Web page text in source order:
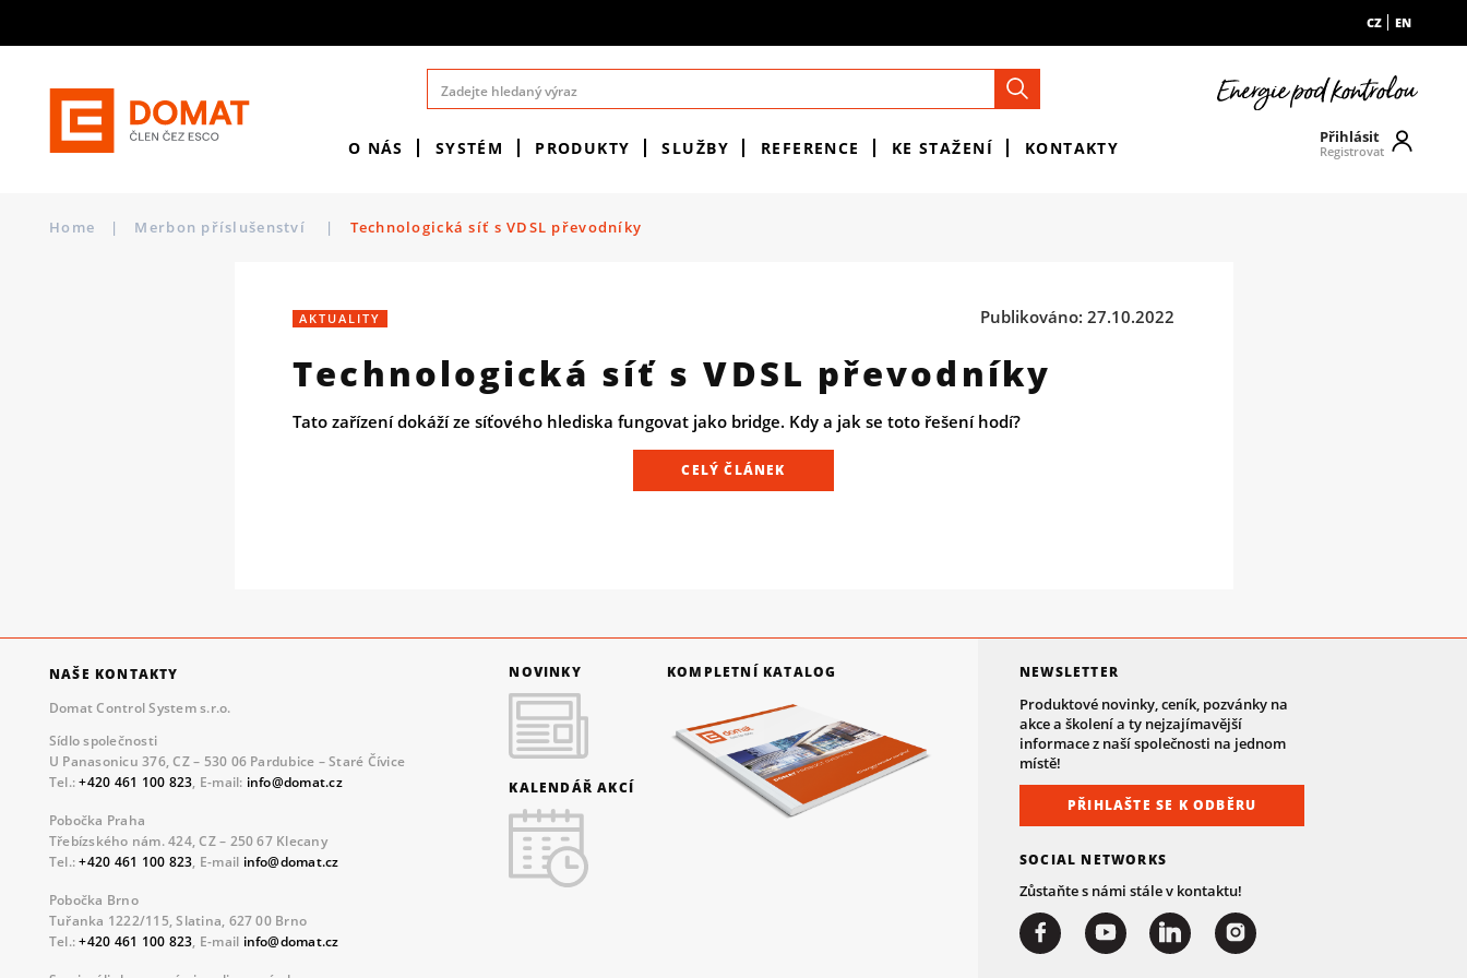
CZ EN
O NÁS SYSTÉM PRODUKTY SLUŽBY REFERENCE KE STAŽENÍ KONTAKTY
Přihlásit
Registrovat
Home | Merbon příslušenství | Technologická síť s VDSL převodníky
AKTUALITY Publikováno: 27.10.2022
Technologická síť s VDSL převodníky
Tato zařízení dokáží ze síťového hlediska fungovat jako bridge. Kdy a jak se toto řešení hodí?
CELÝ ČLÁNEK
NEWSLETTER
Produktové novinky, ceník, pozvánky na
akce a školení a ty nejzajímavější
informace z naší společnosti na jednom
místě!
PŘIHLAŠTE SE K ODBĚRU
SOCIAL NETWORKS
Zůstaňte s námi stále v kontaktu!
NOVINKY
KALENDÁŘ AKCÍ
KOMPLETNÍ KATALOG
NAŠE KONTAKTY
Domat Control System s.r.o.
Sídlo společnosti
U Panasonicu 376, CZ – 530 06 Pardubice – Staré Čívice
Tel.:+420 461 100 823, E-mail: info@domat.cz
Pobočka Praha
Třebízského nám. 424, CZ – 250 67 Klecany
Tel.:+420 461 100 823, E-mail info@domat.cz
Pobočka Brno
Tuřanka 1222/115, Slatina, 627 00 Brno
Tel.:+420 461 100 823, E-mail info@domat.cz